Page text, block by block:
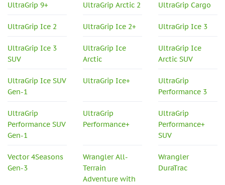
UltraGrip 9+ UltraGrip Arctic 2 UltraGrip Cargo
UltraGrip Ice 2 UltraGrip Ice 2+ UltraGrip Ice 3
UltraGrip Ice 3
SUV
UltraGrip Ice
Arctic
UltraGrip Ice
Arctic SUV
UltraGrip Ice SUV
Gen-1
UltraGrip Ice+
UltraGrip
Performance 3
UltraGrip
Performance SUV
Gen-1
UltraGrip
Performance+
UltraGrip
Performance+
SUV
Vector 4Seasons
Gen-3
Wrangler All-
Terrain
Adventure with
Wrangler
DuraTrac